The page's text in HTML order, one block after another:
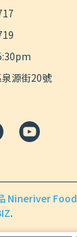
源街20號
Nineriver Food
.